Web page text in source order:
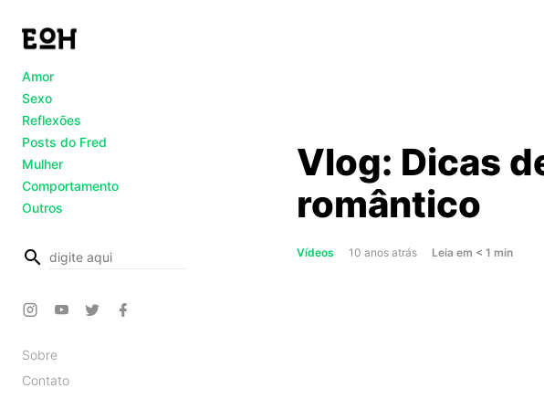
Amor
Sexo
Reflexões
Posts do Fred
Mulher
Comportamento
Outros
busca
Sobre
Contato
Vlog: Dicas
romântico
Vídeos 10 anos atrás Leiaabout
em < 1 min